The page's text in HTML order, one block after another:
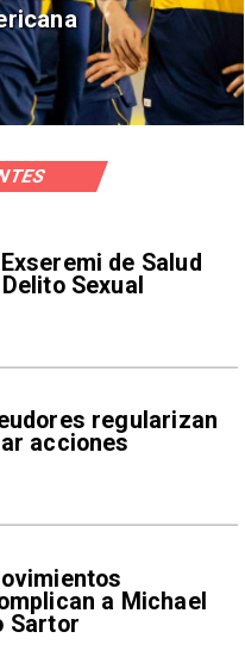
de Salud
Sexual
regularizan
acciones
a Michael
Sartor